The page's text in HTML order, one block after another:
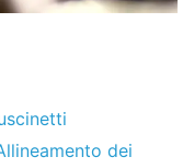
dei